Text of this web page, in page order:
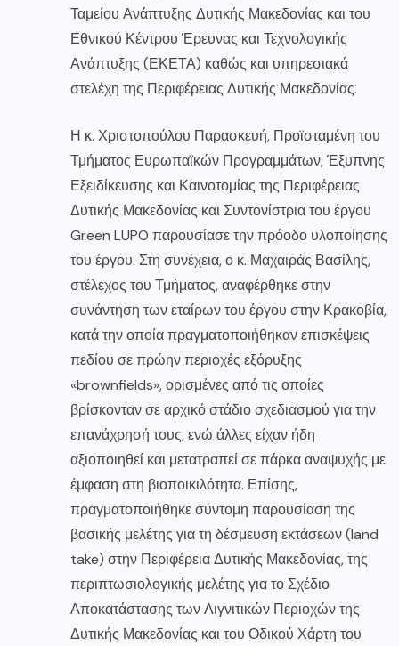
Ταμείου Ανάπτυξης Δυτικής Μακεδονίας και του
Εθνικού Κέντρου Έρευνας και Τεχνολογικής
Ανάπτυξης (ΕΚΕΤΑ) καθώς και υπηρεσιακά
στελέχη της Περιφέρειας Δυτικής Μακεδονίας.
Η κ. Χριστοπούλου Παρασκευή, Προϊσταμένη του
Τμήματος Ευρωπαϊκών Προγραμμάτων, Έξυπνης
Εξειδίκευσης και Καινοτομίας της Περιφέρειας
Δυτικής Μακεδονίας και Συντονίστρια του έργου
Green LUPO παρουσίασε την πρόοδο υλοποίησης
του έργου. Στη συνέχεια, ο κ. Μαχαιράς Βασίλης,
στέλεχος του Τμήματος, αναφέρθηκε στην
συνάντηση των εταίρων του έργου στην Κρακοβία,
κατά την οποία πραγματοποιήθηκαν επισκέψεις
πεδίου σε πρώην περιοχές εξόρυξης
«brownfields», ορισμένες από τις οποίες
βρίσκονταν σε αρχικό στάδιο σχεδιασμού για την
επανάχρησή τους, ενώ άλλες είχαν ήδη
αξιοποιηθεί και μετατραπεί σε πάρκα αναψυχής με
έμφαση στη βιοποικιλότητα. Επίσης,
πραγματοποιήθηκε σύντομη παρουσίαση της
βασικής μελέτης για τη δέσμευση εκτάσεων (land
take) στην Περιφέρεια Δυτικής Μακεδονίας, της
περιπτωσιολογικής μελέτης για το Σχέδιο
Αποκατάστασης των Λιγνιτικών Περιοχών της
Δυτικής Μακεδονίας και του Οδικού Χάρτη του